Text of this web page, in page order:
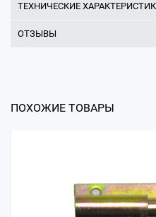
ТЕХНИЧЕСКИЕ
ОТЗЫВЫ
ПОХОЖИЕ ТОВАРЫ